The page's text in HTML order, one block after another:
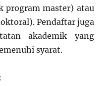
program master) atau
Pendaftar juga
akademik yang
syarat.